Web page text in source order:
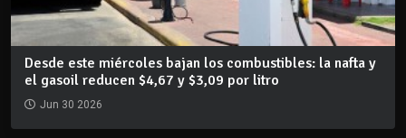
Desde este miércoles bajan los combustibles: la nafta y
el gasoil reducen $4,67 y $3,09 por litro
Jun 30 2026